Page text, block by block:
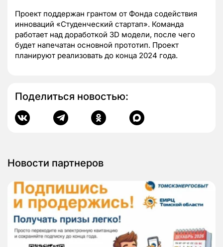
Проект поддержан грантом от Фонда содействия
инноваций «Студенческий стартап». Команда
работает над доработкой 3D модели, после чего
будет напечатан основной прототип. Проект
планируют реализовать до конца 2024 года.
Поделиться новостью:
Новости партнеров